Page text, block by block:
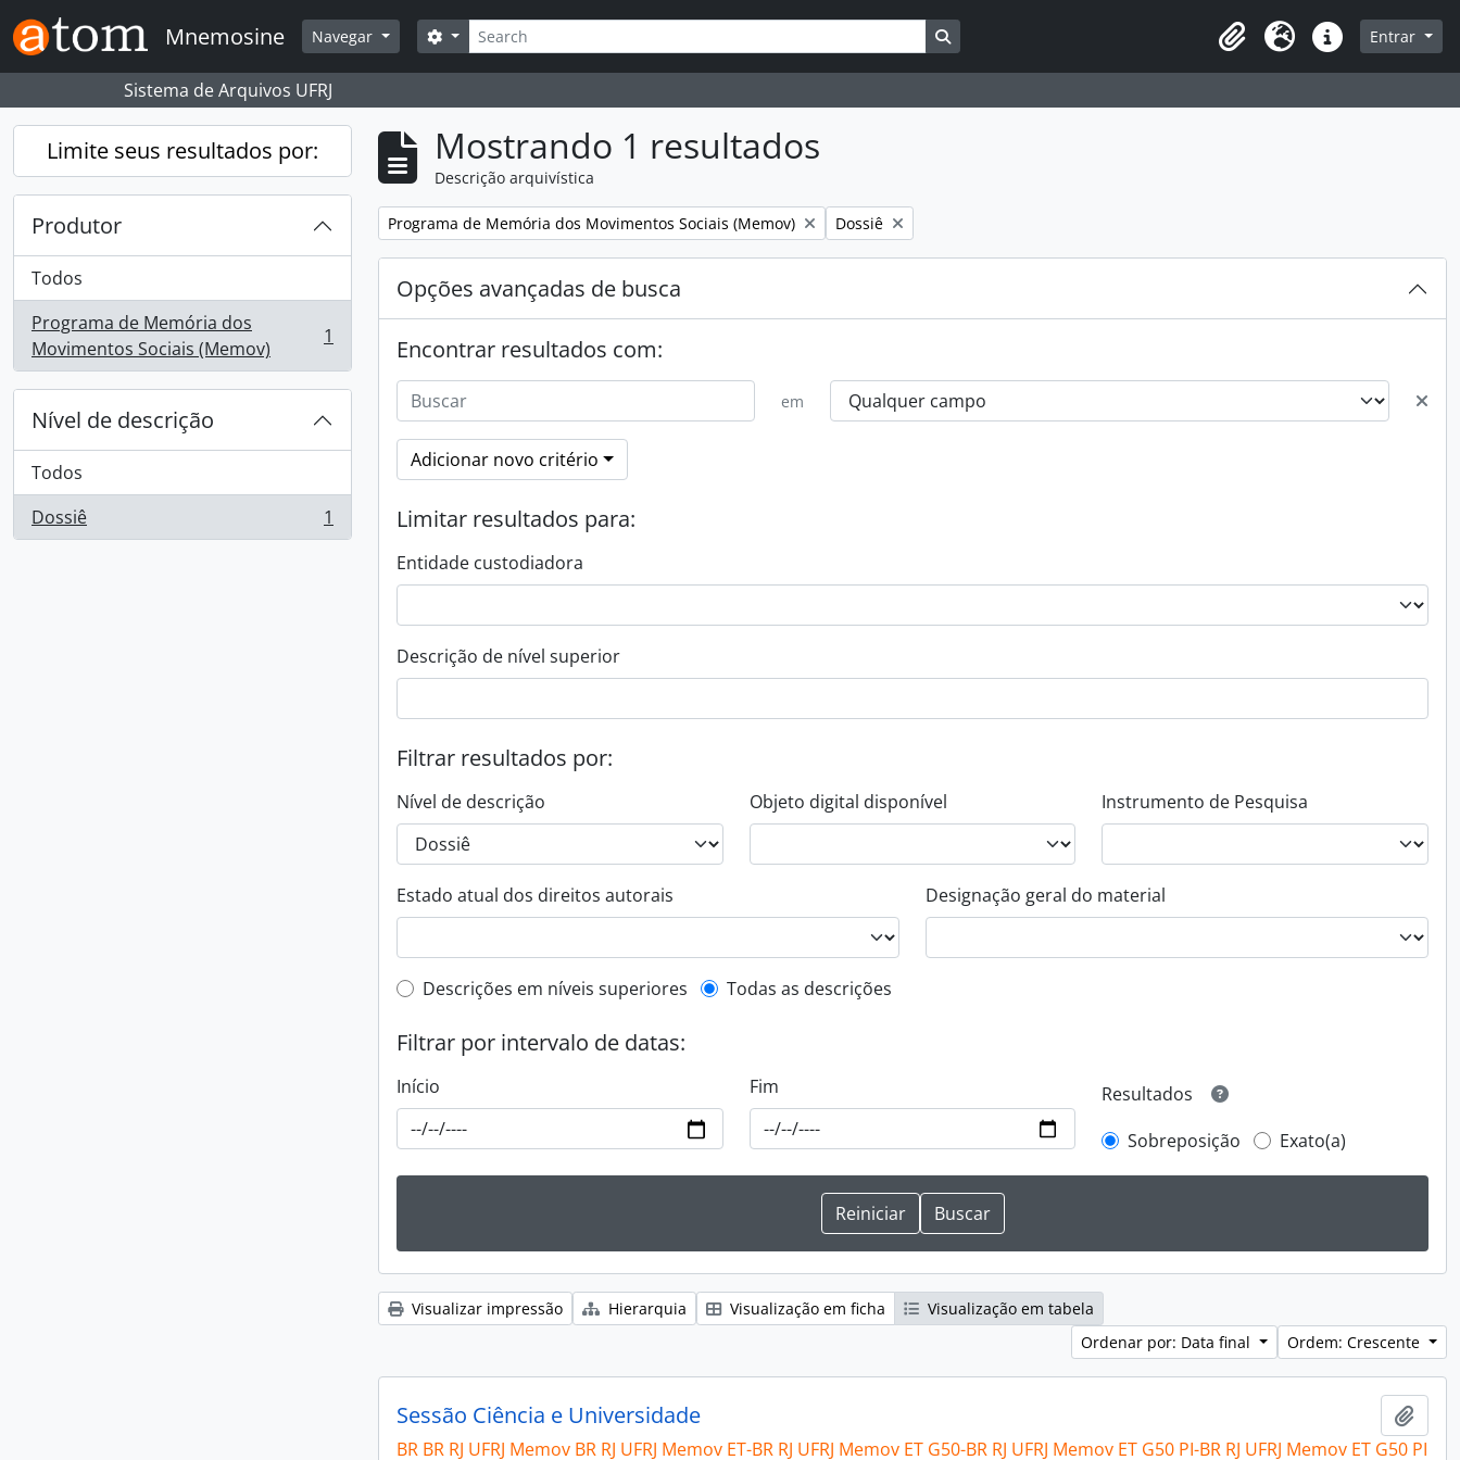
Skip to main content
Mnemosine Navegar Buscar
Opções de busca
Área de Transferência
Idioma Atalhos Entrar
Sistema de Arquivos UFRJ
Limite seus resultados por:
Produtor
Todos
Programa de Memória dos
Movimentos Sociais (Memov)
, 1 resultados 1
Nível de descrição
Todos
Dossiê
, 1 resultados 1
Mostrando 1 resultados
Descrição arquivística
Remover filtro:
Programa de Memória dos Movimentos Sociais (Memov) Remover filtro:
Dossiê
Opções avançadas de busca
Encontrar resultados com:
em
Adicionar novo critério
Limitar resultados para:
Entidade custodiadora
Descrição de nível superior
Filtrar resultados por:
Nível de descrição Objeto digital disponível Instrumento de Pesquisa
Estado atual dos direitos autorais Designação geral do material
Filtro de descrição de nível superior
Descrições em níveis superiores Todas as descrições
Filtrar por intervalo de datas:
Início Fim
Resultados
Sobreposição
Exato(a)
Visualizar impressão Hierarquia Visualização em ficha
Visualização em tabela
Ordenar por: Data final
Ordem: Crescente
Sessão Ciência e Universidade
BR BR RJ UFRJ Memov BR RJ UFRJ Memov ET-BR RJ UFRJ Memov ET G50-BR RJ UFRJ Memov ET G50 PI-BR RJ UFRJ Memov ET G50 PI